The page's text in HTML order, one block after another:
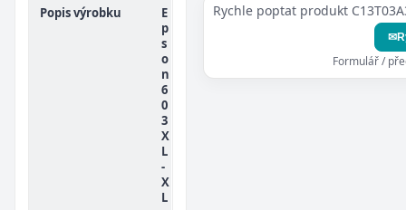
Popis výrobku
E
p
s
o
n
6
0
3
X
L
-
X
L
Rychle poptat produkt
✉
Formulář /